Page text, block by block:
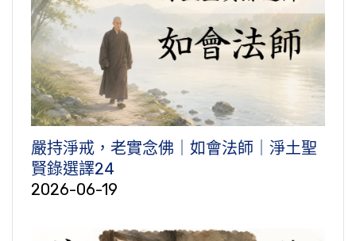
嚴持淨戒，老實念佛｜如會法師｜淨土聖
賢錄選譯24
2026-06-19